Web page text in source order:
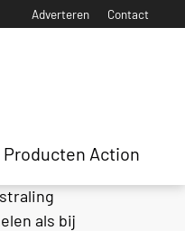
Adverteren Contact
Producten Action
als bij